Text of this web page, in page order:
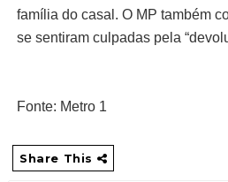
família do casal. O MP também
se sentiram culpadas pela
Fonte: Metro 1
Share This